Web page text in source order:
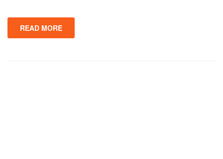
READ MORE